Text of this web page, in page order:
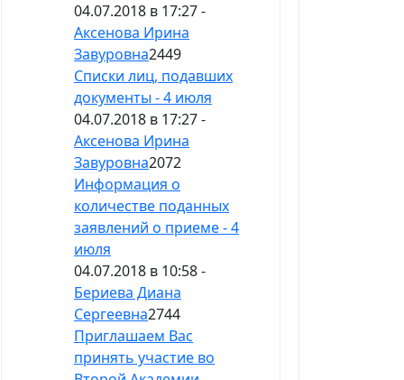
04.07.2018 в 17:27 -
Аксенова Ирина
Завуровна2449
Списки лиц, подавших
документы - 4 июля
04.07.2018 в 17:27 -
Аксенова Ирина
Завуровна2072
Информация о
количестве поданных
заявлений о приеме - 4
июля
04.07.2018 в 10:58 -
Бериева Диана
Сергеевна2744
Приглашаем Вас
принять участие во